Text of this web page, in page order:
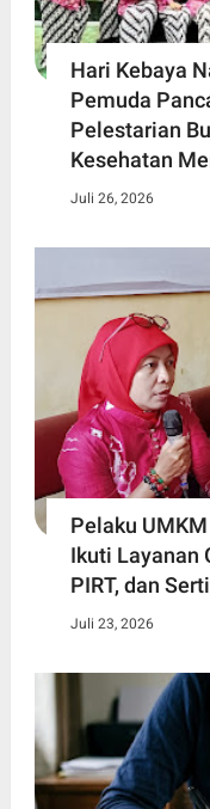
Hari Kebaya
Pemuda
Pelestarian
Kesehatan
Juli 26, 2026
Pelaku
Ikuti Layanan
PIRT, dan
Juli 23, 2026